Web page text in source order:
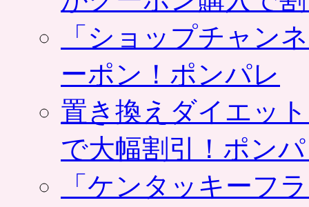
「ショップチャン
ーポン！ポンパレ
置き換えダイエッ
で大幅割引！ポン
「ケンタッキーフ